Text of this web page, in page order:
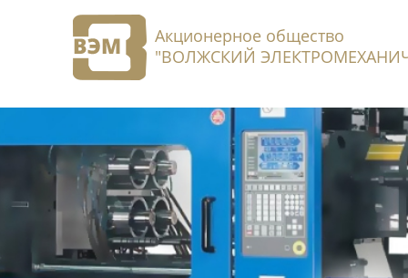
Акционерное общество
"ВОЛЖСКИЙ